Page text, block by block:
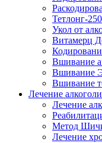
Тетлонг-250
Укол от
Витамерц
Вшивание
Вшивание
Вшивание
Лечение
Лечение
Метод
Лечение